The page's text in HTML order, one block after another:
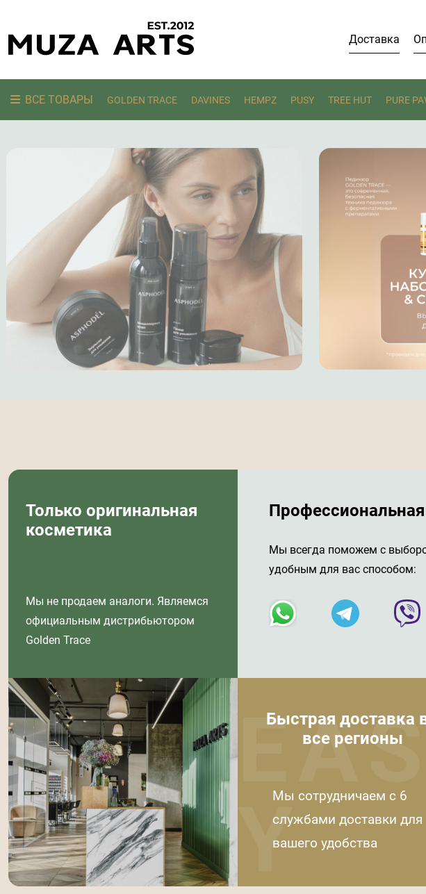
Доставка
ВСЕ ТОВАРЫ GOLDEN TRACE DAVINES HEMPZ PUSY TREE HUT PURE
Только оригинальная
косметика
Мы не продаем аналоги. Являемся
официальным дистрибьютором
Golden Trace
Мы всегда поможем с
удобным для вас способом:
Y
Быстрая доставка
все регионы
Мы сотрудничаем с 6
службами доставки для
вашего удобства